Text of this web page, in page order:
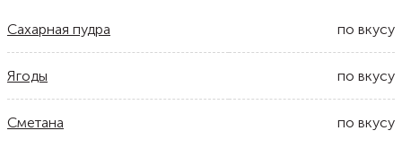
Сахарная пудра по вкусу
Ягоды по вкусу
Сметана по вкусу